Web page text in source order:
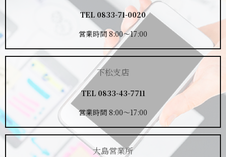
TEL 0833-71-0020
営業時間 8:00～17:00
下松支店
TEL 0833-43-7711
営業時間 8:00～17:00
大島営業所